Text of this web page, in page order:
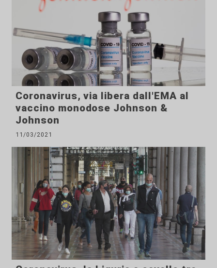
Coronavirus, via libera dall'EMA al
vaccino monodose Johnson &
Johnson
11/03/2021